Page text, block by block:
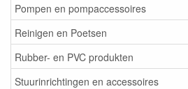
Pompen en pompaccessoires
Reinigen en Poetsen
Rubber- en PVC produkten
Stuurinrichtingen en accessoires